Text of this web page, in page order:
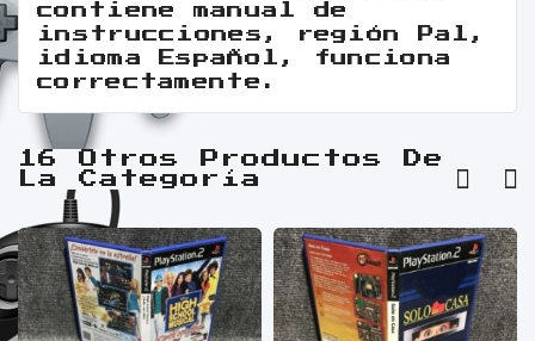
contiene manual de
instrucciones, región Pal,
idioma Español, funciona
correctamente.
16 Otros Productos De
La Categoría